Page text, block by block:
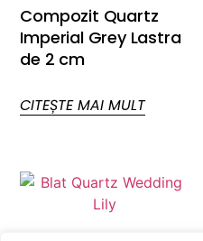
Compozit Quartz
Imperial Grey Lastra
de 2 cm
CITEȘTE MAI MULT